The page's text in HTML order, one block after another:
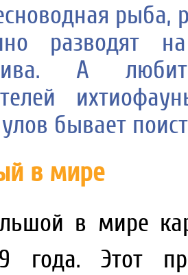
рыба,
разводят
А
бывает
в мире
в мире
года. Этот